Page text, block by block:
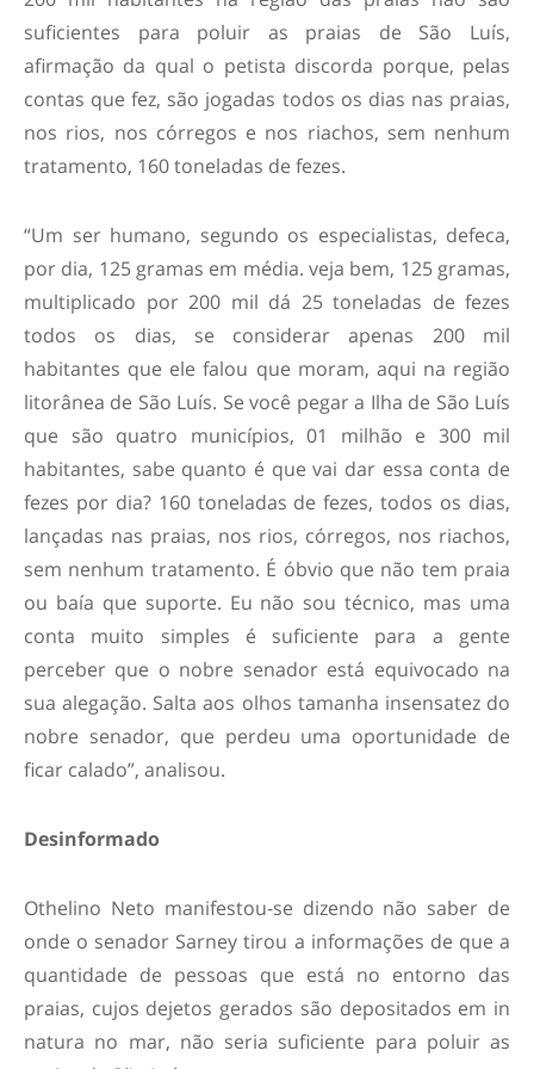
suficientes para poluir as praias de São Luís,
afirmação da qual o petista discorda porque, pelas
contas que fez, são jogadas todos os dias nas praias,
nos rios, nos córregos e nos riachos, sem nenhum
tratamento, 160 toneladas de fezes.
“Um ser humano, segundo os especialistas, defeca,
por dia, 125 gramas em média. veja bem, 125 gramas,
multiplicado por 200 mil dá 25 toneladas de fezes
todos os dias, se considerar apenas 200 mil
habitantes que ele falou que moram, aqui na região
litorânea de São Luís. Se você pegar a Ilha de São Luís
que são quatro municípios, 01 milhão e 300 mil
habitantes, sabe quanto é que vai dar essa conta de
fezes por dia? 160 toneladas de fezes, todos os dias,
lançadas nas praias, nos rios, córregos, nos riachos,
sem nenhum tratamento. É óbvio que não tem praia
ou baía que suporte. Eu não sou técnico, mas uma
conta muito simples é suficiente para a gente
perceber que o nobre senador está equivocado na
sua alegação. Salta aos olhos tamanha insensatez do
nobre senador, que perdeu uma oportunidade de
ficar calado”, analisou.
Desinformado
Othelino Neto manifestou-se dizendo não saber de
onde o senador Sarney tirou a informações de que a
quantidade de pessoas que está no entorno das
praias, cujos dejetos gerados são depositados em in
natura no mar, não seria suficiente para poluir as